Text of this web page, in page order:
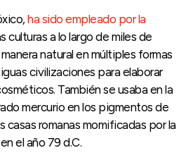
ha sido empleado por la
culturas a lo largo de miles de
natural en múltiples formas
civilizaciones para elaborar
También se usaba en la
mercurio en los pigmentos de
casas romanas momificadas por la
el año 79 d.C.